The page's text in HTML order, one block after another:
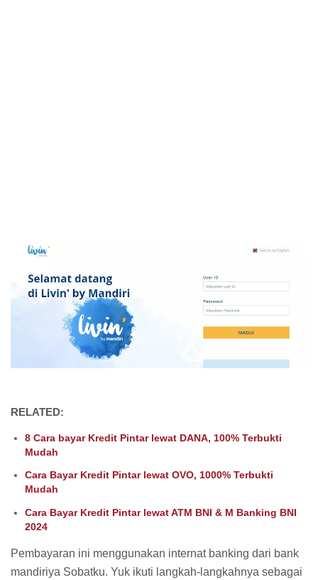
RELATED:
8 Cara bayar Kredit Pintar lewat DANA, 100% Terbukti
Mudah
Cara Bayar Kredit Pintar lewat OVO, 1000% Terbukti
Mudah
Cara Bayar Kredit Pintar lewat ATM BNI & M Banking BNI
2024
Pembayaran ini menggunakan internat banking dari bank
mandiriya Sobatku. Yuk ikuti langkah-langkahnya sebagai